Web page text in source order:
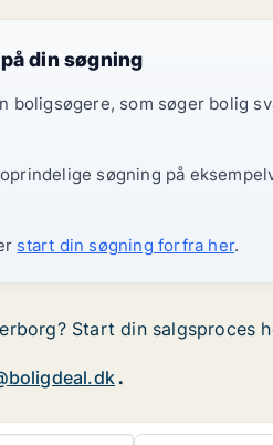
din søgning
boligsøgere, som søger bolig
søgning på
start din søgning forfra her.
Start din
.